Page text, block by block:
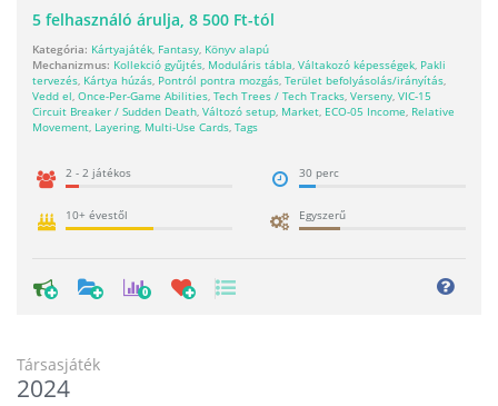
5 felhasználó árulja, 8 500 Ft-tól
Kategória: Kártyajáték, Fantasy, Könyv alapú
Mechanizmus: Kollekció gyűjtés, Moduláris tábla, Váltakozó képességek, Pakli
tervezés, Kártya húzás, Pontról pontra mozgás, Terület befolyásolás/irányítás,
Vedd el, Once-Per-Game Abilities, Tech Trees / Tech Tracks, Verseny, VIC-15
Circuit Breaker / Sudden Death, Változó setup, Market, ECO-05 Income, Relative
Movement, Layering, Multi-Use Cards, Tags
2 - 2 játékos 30 perc
10+ évestől Egyszerű
0
Társasjáték
2024